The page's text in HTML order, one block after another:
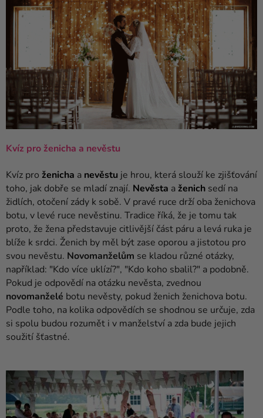
Kreativní
potřeby
Personalizované
produkty
Témata
Výprodej
Novinky
Naše
Tipy
Kvíz pro ženicha a nevěstu
Kvíz pro ženicha a nevěstuje hrou, která slouží ke zjišťování
toho, jak dobře se mladí znají. Nevěsta a ženich sedí na
židlích, otočení zády k sobě. V pravé ruce drží oba ženichova
botu, v levé ruce nevěstinu. Tradice říká, že je tomu tak
proto, že žena představuje citlivější část páru a levá ruka je
blíže k srdci. Ženich by měl být zase oporou a jistotou pro
svou nevěstu. Novomanželům se kladou různé otázky,
například: "Kdo více uklízí?", "Kdo koho sbalil?" a podobně.
Pokud je odpovědí na otázku nevěsta, zvednou
novomanželé botu nevěsty, pokud ženich ženichova botu.
Podle toho, na kolika odpovědích se shodnou se určuje, zda
si spolu budou rozumět i v manželství a zda bude jejich
soužití šťastné.